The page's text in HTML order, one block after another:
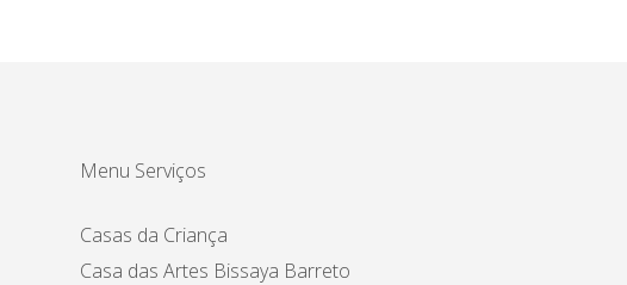
Menu Serviços
Casas da Criança
Casa das Artes Bissaya Barreto